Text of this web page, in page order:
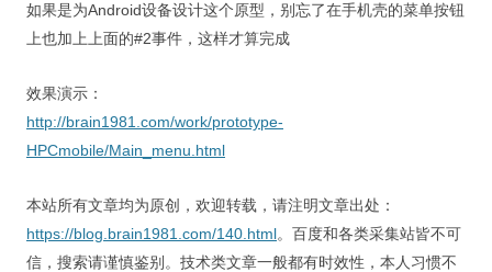
如果是为Android设备设计这个原型，别忘了在手机壳的菜单按钮
上也加上上面的#2事件，这样才算完成
效果演示：
http://brain1981.com/work/prototype-
HPCmobile/Main_menu.html
本站所有文章均为原创，欢迎转载，请注明文章出处：
https://blog.brain1981.com/140.html。百度和各类采集站皆不可
信，搜索请谨慎鉴别。技术类文章一般都有时效性，本人习惯不